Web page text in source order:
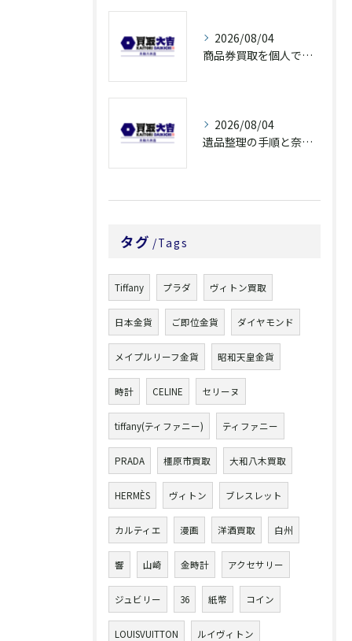
2026/08/04
商品券買取を個人で利用する際の奈良県橿原市で知っておきたい高換金ポイント
2026/08/04
遺品整理の手順と奈良県橿原市で無駄なく片付ける方法とごみ処分ポイント
タグ Tags
Tiffany プラダ ヴィトン買取
日本金貨 ご即位金貨 ダイヤモンド
メイプルリーフ金貨 昭和天皇金貨
時計 CELINE セリーヌ
tiffany(ティファニー) ティファニー
PRADA 橿原市買取 大和八木買取
HERMÈS ヴィトン ブレスレット
カルティエ 漫画 洋酒買取 白州
響 山崎 金時計 アクセサリー
ジュビリー 36 紙幣 コイン
LOUISVUITTON ルイヴィトン